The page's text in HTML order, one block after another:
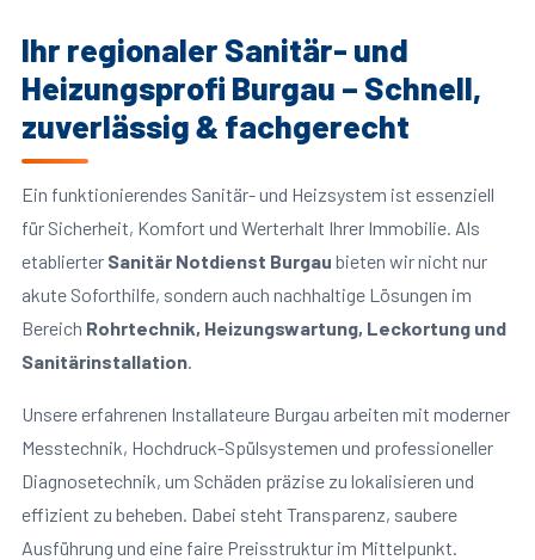
Ihr regionaler Sanitär- und
Heizungsprofi Burgau – Schnell,
zuverlässig & fachgerecht
Ein funktionierendes Sanitär- und Heizsystem ist essenziell
für Sicherheit, Komfort und Werterhalt Ihrer Immobilie. Als
etablierter Sanitär Notdienst Burgau bieten wir nicht nur
akute Soforthilfe, sondern auch nachhaltige Lösungen im
Bereich Rohrtechnik, Heizungswartung, Leckortung und
Sanitärinstallation.
Unsere erfahrenen Installateure Burgau arbeiten mit moderner
Messtechnik, Hochdruck-Spülsystemen und professioneller
Diagnosetechnik, um Schäden präzise zu lokalisieren und
effizient zu beheben. Dabei steht Transparenz, saubere
Ausführung und eine faire Preisstruktur im Mittelpunkt.